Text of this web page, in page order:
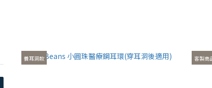
養耳洞款 客製商